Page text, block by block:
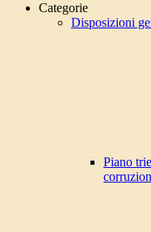
Categorie
Disposizioni
Piano